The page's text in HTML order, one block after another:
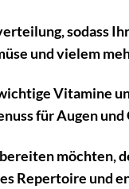
sodass
und vielem
Vitamine
für Augen und
möchten,
Repertoire und